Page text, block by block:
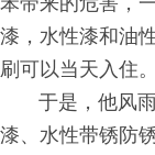
漆，水性漆和油
刷可以当天入住
于是，他风
漆、水性带锈防